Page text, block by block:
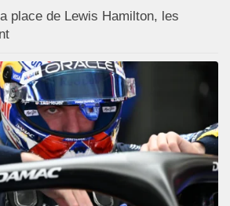
place de Lewis Hamilton, les